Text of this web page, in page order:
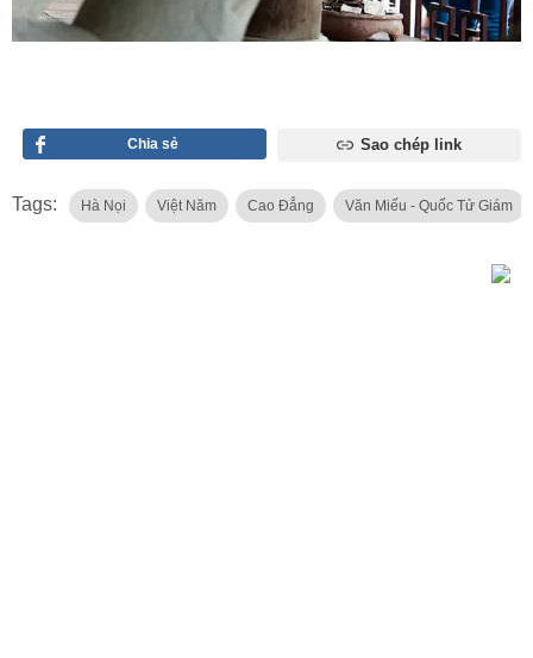
Chia sẻ Sao chép link
Tags: Hà Nọi Việt Năm Cao Đẳng Văn Miếu - Quốc Tử Giám